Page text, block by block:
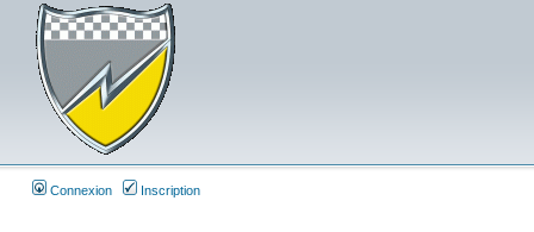
Connexion Inscription